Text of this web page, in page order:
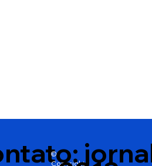
©
Copyright